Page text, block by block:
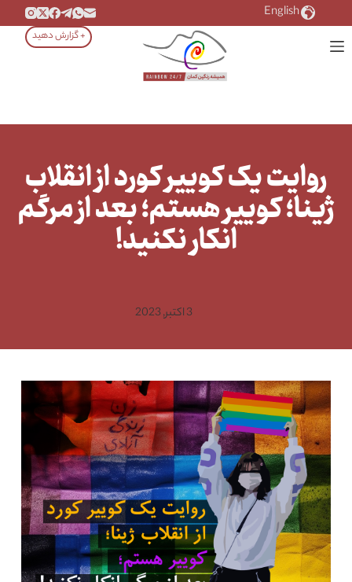
به
محتوا
English
+ گزارش دهید
روایت یک کوییر کورد از انقلاب
ژینا؛ کوییر هستم؛ بعد از مرگم
انکار نکنید!
3 اکتبر, 2023